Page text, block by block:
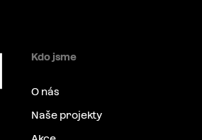
Kdo jsme
O nás
Naše projekty